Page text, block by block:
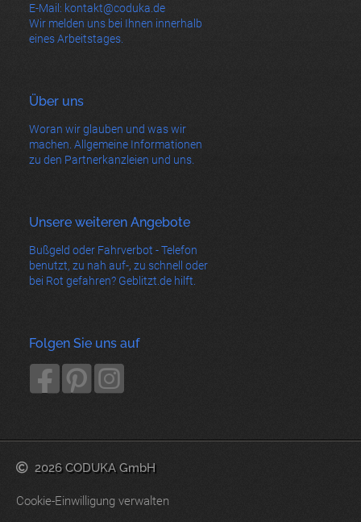
E-Mail: kontakt@coduka.de
Wir melden uns bei Ihnen innerhalb
eines Arbeitstages.
Über uns
Woran wir glauben und was wir
machen. Allgemeine Informationen
zu den Partnerkanzleien und uns.
Unsere weiteren Angebote
Bußgeld oder Fahrverbot - Telefon
benutzt, zu nah auf-, zu schnell oder
bei Rot gefahren? Geblitzt.de hilft.
Folgen Sie uns auf
2026 CODUKA GmbH
Cookie-Einwilligung verwalten